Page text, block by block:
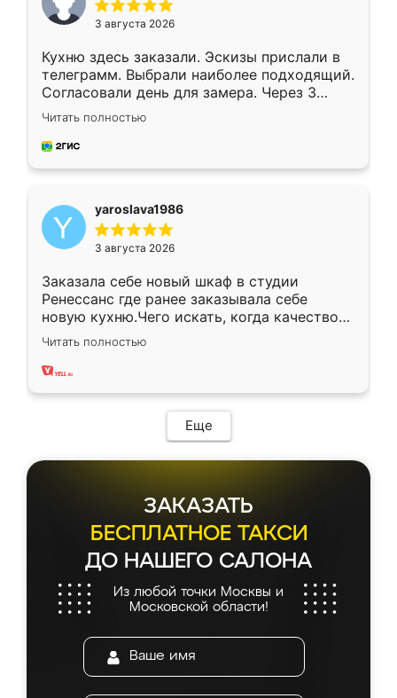
3 августа 2026
Кухню здесь заказали. Эскизы прислали в
телеграмм. Выбрали наиболее подходящий.
Согласовали день для замера. Через 3
недели кухня была уже готова. Остались
довольны работой. Спасибо Ренессанс
мебель за качественную работу!
Читать полностью
yaroslava1986
3 августа 2026
Заказала себе новый шкаф в студии
Ренессанс где ранее заказывала себе
новую кухню.Чего искать, когда качеством
вполне довольна. Служит кухня уже почти
два года, нареканий нет.
Читать полностью
Еще
ЗАКАЗАТЬ
БЕСПЛАТНОЕ ТАКСИ
ДО НАШЕГО САЛОНА
Из любой точки Москвы и
Московской области!